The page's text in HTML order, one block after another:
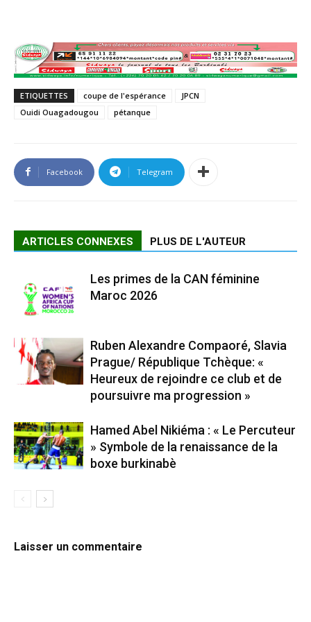
ETIQUETTES coupe de l'espérance
JPCN
Ouidi Ouagadougou
pétanque
Facebook Telegram
ARTICLES CONNEXES PLUS DE L'AUTEUR
Les primes de la CAN féminine
Maroc 2026
Ruben Alexandre Compaoré, Slavia
Prague/ République Tchèque: «
Heureux de rejoindre ce club et de
poursuivre ma progression »
Hamed Abel Nikiéma : « Le Percuteur
» Symbole de la renaissance de la
boxe burkinabè
Laisser un commentaire